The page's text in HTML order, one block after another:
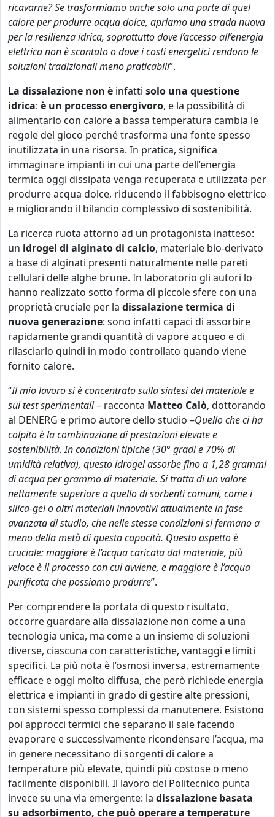
ricavarne? Se trasformiamo anche solo una parte di quel
calore per produrre acqua dolce, apriamo una strada nuova
per la resilienza idrica, soprattutto dove l’accesso all’energia
elettrica non è scontato o dove i costi energetici rendono le
soluzioni tradizionali meno praticabili”.
La dissalazione non è infatti solo una questione
idrica: è un processo energivoro, e la possibilità di
alimentarlo con calore a bassa temperatura cambia le
regole del gioco perché trasforma una fonte spesso
inutilizzata in una risorsa. In pratica, significa
immaginare impianti in cui una parte dell’energia
termica oggi dissipata venga recuperata e utilizzata per
produrre acqua dolce, riducendo il fabbisogno elettrico
e migliorando il bilancio complessivo di sostenibilità.
La ricerca ruota attorno ad un protagonista inatteso:
un idrogel di alginato di calcio, materiale bio-derivato
a base di alginati presenti naturalmente nelle pareti
cellulari delle alghe brune. In laboratorio gli autori lo
hanno realizzato sotto forma di piccole sfere con una
proprietà cruciale per la dissalazione termica di
nuova generazione: sono infatti capaci di assorbire
rapidamente grandi quantità di vapore acqueo e di
rilasciarlo quindi in modo controllato quando viene
fornito calore.
“Il mio lavoro si è concentrato sulla sintesi del materiale e
sui test sperimentali– racconta Matteo Calò, dottorando
al DENERG e primo autore dello studio –Quello che ci ha
colpito è la combinazione di prestazioni elevate e
sostenibilità. In condizioni tipiche (30° gradi e 70% di
umidità relativa), questo idrogel assorbe fino a 1,28 grammi
di acqua per grammo di materiale. Si tratta di un valore
nettamente superiore a quello di sorbenti comuni, come i
silica-gel o altri materiali innovativi attualmente in fase
avanzata di studio, che nelle stesse condizioni si fermano a
meno della metà di questa capacità. Questo aspetto è
cruciale: maggiore è l’acqua caricata dal materiale, più
veloce è il processo con cui avviene, e maggiore è l’acqua
purificata che possiamo produrre”.
Per comprendere la portata di questo risultato,
occorre guardare alla dissalazione non come a una
tecnologia unica, ma come a un insieme di soluzioni
diverse, ciascuna con caratteristiche, vantaggi e limiti
specifici. La più nota è l’osmosi inversa, estremamente
efficace e oggi molto diffusa, che però richiede energia
elettrica e impianti in grado di gestire alte pressioni,
con sistemi spesso complessi da manutenere. Esistono
poi approcci termici che separano il sale facendo
evaporare e successivamente ricondensare l’acqua, ma
in genere necessitano di sorgenti di calore a
temperature più elevate, quindi più costose o meno
facilmente disponibili. Il lavoro del Politecnico punta
invece su una via emergente: la dissalazione basata
su adsorbimento, che può operare a temperature